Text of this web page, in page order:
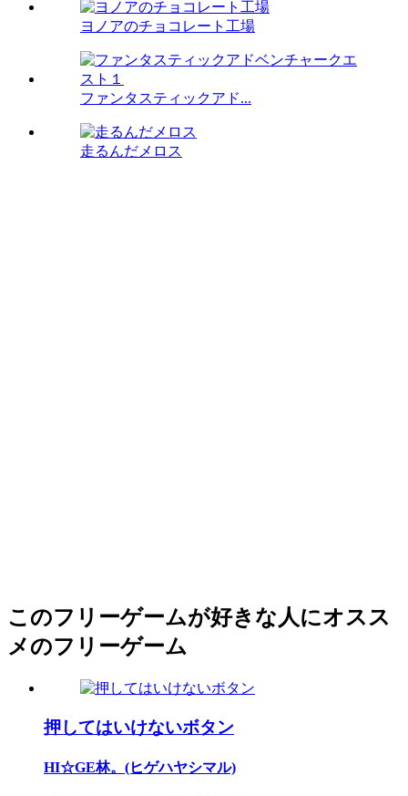
ヨノアのチョコレート工場
ファンタスティックアド...
走るんだメロス
このフリーゲームが好きな人にオスス
メのフリーゲーム
押してはいけないボタン
HI☆GE林。(ヒゲハヤシマル)